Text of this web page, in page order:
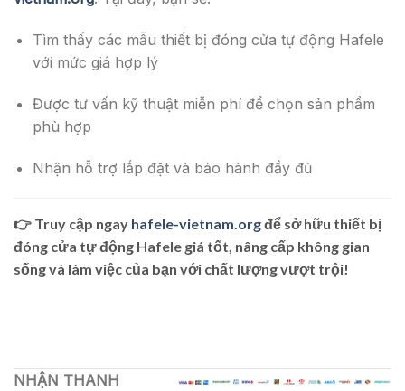
Tìm thấy các mẫu thiết bị đóng cửa tự động Hafele
với mức giá hợp lý
Được tư vấn kỹ thuật miễn phí để chọn sản phẩm
phù hợp
Nhận hỗ trợ lắp đặt và bảo hành đầy đủ
👉 Truy cập ngay hafele-vietnam.orgđể sở hữu thiết bị
đóng cửa tự động Hafele giá tốt, nâng cấp không gian
sống và làm việc của bạn với chất lượng vượt trội!
NHẬN THANH